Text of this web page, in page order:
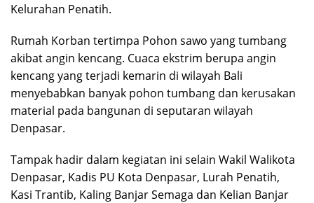
Kelurahan Penatih.
Rumah Korban tertimpa Pohon sawo yang tumbang
akibat angin kencang. Cuaca ekstrim berupa angin
kencang yang terjadi kemarin di wilayah Bali
menyebabkan banyak pohon tumbang dan kerusakan
material pada bangunan di seputaran wilayah
Denpasar.
Tampak hadir dalam kegiatan ini selain Wakil Walikota
Denpasar, Kadis PU Kota Denpasar, Lurah Penatih,
Kasi Trantib, Kaling Banjar Semaga dan Kelian Banjar